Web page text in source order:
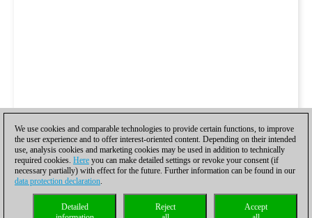
We use cookies and comparable technologies to provide certain functions, to improve
the user experience and to offer interest-oriented content. Depending on their intended
use, analysis cookies and marketing cookies may be used in addition to technically
required cookies. Here you can make detailed settings or revoke your consent (if
necessary partially) with effect for the future. Further information can be found in our
data protection declaration.
Accept
Reject
Detailed